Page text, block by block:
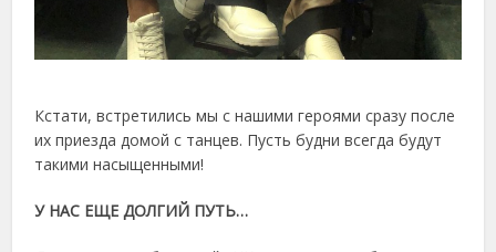
Кстати, встретились мы с нашими героями сразу после
их приезда домой с танцев. Пусть будни всегда будут
такими насыщенными!
У НАС ЕЩЕ ДОЛГИЙ ПУТЬ…